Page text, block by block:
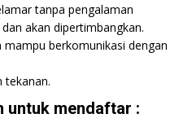
tanpa pengalaman
akan dipertimbangkan.
berkomunikasi dengan
tekanan.
untuk mendaftar :